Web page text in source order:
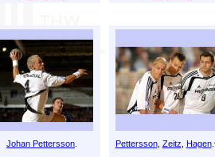
Johan Pettersson Pettersson, Zeitz Hagen